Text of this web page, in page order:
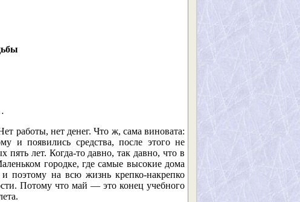
работы, нет денег. Что ж, сама виновата:
и появились средства, после этого не
лет. Когда-то давно, так давно, что в
городке, где самые высокие дома
поэтому на всю жизнь крепко-накрепко
Потому что май — это конец учебного